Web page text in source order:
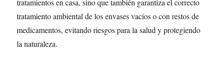
tratamiento ambiental de los envases vacíos o con restos de
medicamentos, evitando riesgos para la salud y protegiendo
la naturaleza.